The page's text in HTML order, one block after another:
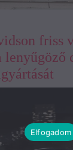
friss
lenyűgöző
Elfogadom